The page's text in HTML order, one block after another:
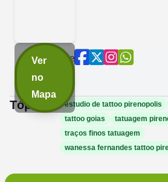
Ver
no
Mapa
Compartilhe
Tópicos: estudio de tattoo pirenopolis
tattoo goias
tatuagem
traços finos tatuagem
wanessa fernandes tattoo